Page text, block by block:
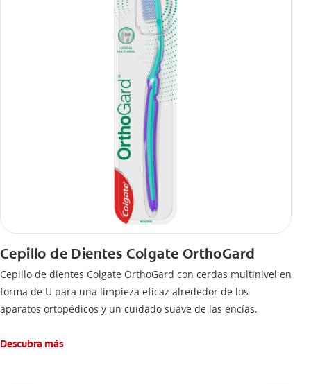
Cepillo de Dientes Colgate OrthoGard
Cepillo de dientes Colgate OrthoGard con cerdas multinivel en
forma de U para una limpieza eficaz alrededor de los
aparatos ortopédicos y un cuidado suave de las encías.
Descubra más